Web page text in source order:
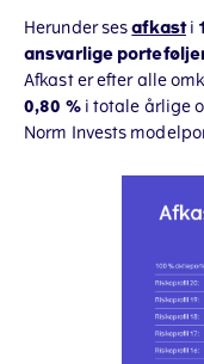
Herunder sesafkasti
ansvarlige
Afkast er efter alle
0,80 %i totale årlige
Norm Invests